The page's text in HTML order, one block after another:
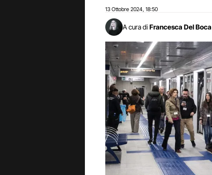
13 Ottobre 2024 18:50
A cura di Francesca Del Boca